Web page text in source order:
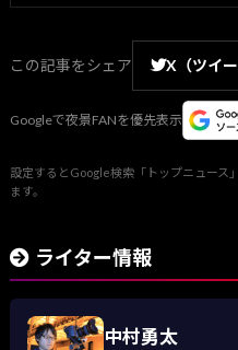
この記事をシェア X（ツイー
Googleで夜景FANを優先表示
設定するとGoogle検索「トップニュース
ます。
ライター情報
中村勇太